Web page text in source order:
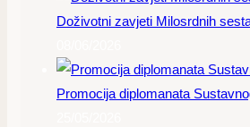
Doživotni zavjeti Milosrdnih
Promocija diplomanata